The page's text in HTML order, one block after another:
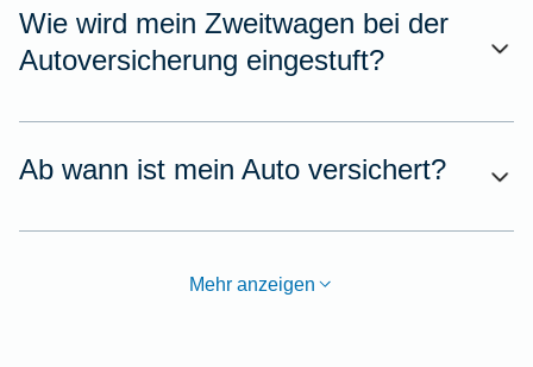
Wie wird mein Zweitwagen bei der
Autoversicherung eingestuft?
Ab wann ist mein Auto versichert?
Mehr anzeigen